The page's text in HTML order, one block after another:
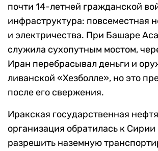
почти 14-летней гражданской
инфраструктура: повсеместная
и электричества. При Башаре
служила сухопутным мостом,
Иран перебрасывал деньги и
ливанской «Хезболле», но это
после его свержения.
Иракская государственная
организация обратилась к Сирии
разрешить наземную